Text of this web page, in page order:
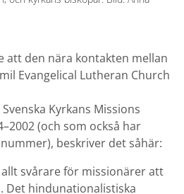
att den nära kontakten mellan
Evangelical Lutheran Church
Kyrkans Missions
(och som också har
beskriver det såhär:
allt svårare för missionärer att
Det hindunationalistiska